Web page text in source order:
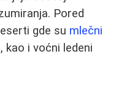
Pored
gde su mlečni
, kao i voćni ledeni